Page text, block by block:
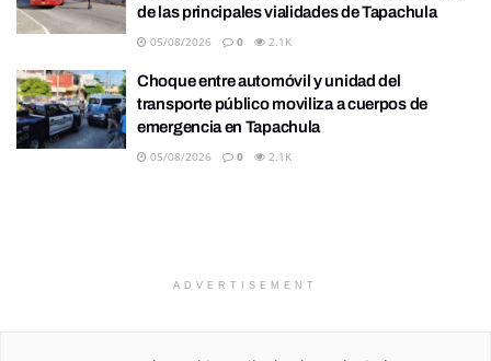
de las principales vialidades de Tapachula
05/08/2026 0 2.1K
Choque entre automóvil y unidad del
transporte público moviliza a cuerpos de
emergencia en Tapachula
05/08/2026 0 2.1K
ADVERTISEMENT